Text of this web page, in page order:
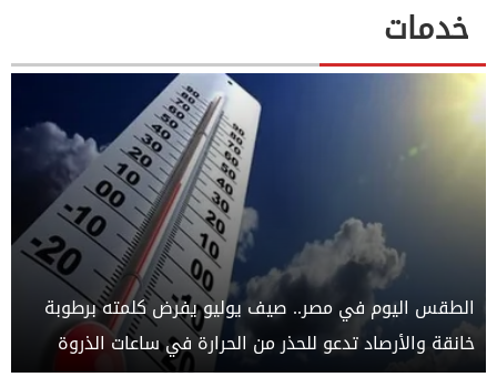
خدمات
الطقس اليوم في مصر.. صيف يوليو يفرض كلمته برطوبة
خانقة والأرصاد تدعو للحذر من الحرارة في ساعات الذروة